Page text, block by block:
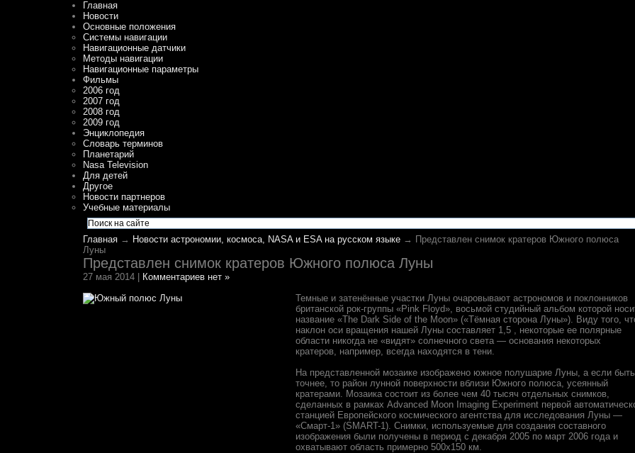
Главная
Новости
Основные положения
Системы навигации
Навигационные датчики
Методы навигации
Навигационные параметры
Фильмы
2006 год
2007 год
2008 год
2009 год
Энциклопедия
Словарь терминов
Планетарий
Nasa Television
Для детей
Другое
Новости партнеров
Учебные материалы
Главная → Новости астрономии, космоса, NASA и ESA на русском языке → Представлен снимок кратеров Южного полюса
Луны
Представлен снимок кратеров Южного полюса Луны
27 мая 2014 |
Комментариев нет »
Темные и затенённые участки Луны очаровывают астрономов и поклонников
британской рок-группы «Pink Floyd», восьмой студийный альбом которой
название «The Dark Side of the Moon» («Тёмная сторона Луны»). Виду того,
наклон оси вращения нашей Луны составляет 1,5 , некоторые ее полярные
области никогда не «видят» солнечного света — основания некоторых
кратеров, например, всегда находятся в тени.
На представленной мозаике изображено южное полушарие Луны, а если быть
точнее, то район лунной поверхности вблизи Южного полюса, усеянный
кратерами. Мозаика состоит из более чем 40 тысяч отдельных снимков,
сделанных в рамках Advanced Moon Imaging Experiment первой
станцией Европейского космического агентства для исследования Луны —
«Смарт-1» (SMART-1). Снимки, используемые для создания составного
изображения были получены в период с декабря 2005 по март 2006 года и
охватывают область примерно 500х150 км.